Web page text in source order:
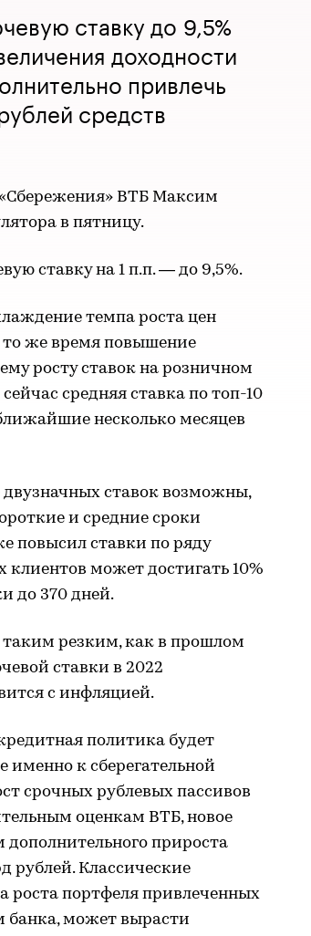
ставку до 9,5%
доходности
привлечь
средств
ВТБ Максим
в пятницу.
ставку на 1 п.п. — до 9,5%.
темпа роста цен
то же время повышение
росту ставок на розничном
средняя ставка по топ-10
несколько месяцев
ставок возможны,
и средние сроки
повысил ставки по ряду
клиентов может достигать 10%
до 370 дней.
таким резким, как в прошлом
ставки в 2022
с инфляцией.
политика будет
именно к сберегательной
срочных рублевых пассивов
оценкам ВТБ, новое
прироста
рублей. Классические
роста портфеля привлеченных
банка, может вырасти